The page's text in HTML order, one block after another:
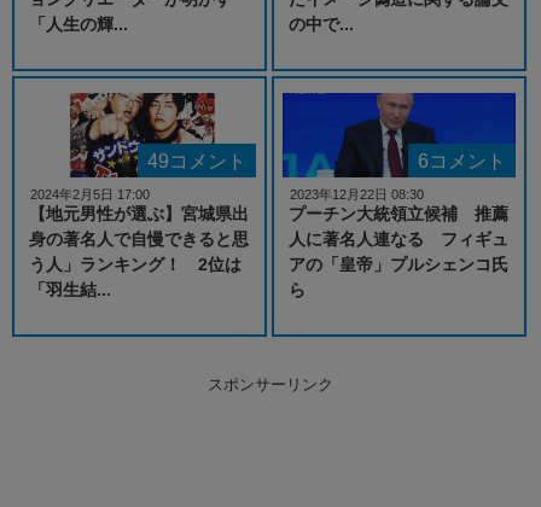
「人生の輝...
の中で...
49コメント
【地元男性が選ぶ】宮城県出
身の著名人で自慢できると思
う人」ランキング！ 2位は
「羽生結...
2024年2月5日 17:00
6コメント
プーチン大統領立候補 推薦
人に著名人連なる フィギュ
アの「皇帝」プルシェンコ氏
ら
2023年12月22日 08:30
スポンサーリンク